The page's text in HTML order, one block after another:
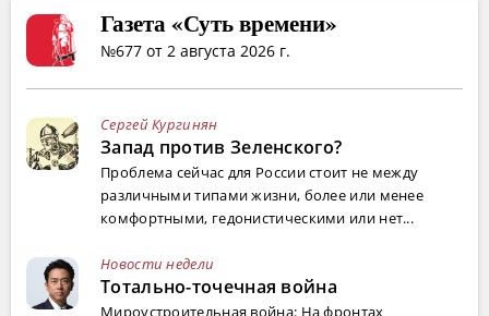
Газета «Суть времени»
№677 от 2 августа 2026 г.
Сергей Кургинян
Запад против Зеленского?
Проблема сейчас для России стоит не между
различными типами жизни, более или менее
комфортными, гедонистическими или нет...
Новости недели
Тотально-точечная война
Мироустроительная война: На фронтах